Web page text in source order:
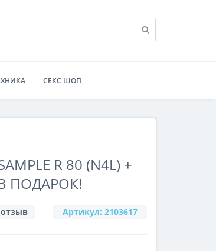
СЕКС ШОП
R 80 (N4L) +
ПОДАРОК!
Артикул: 2103617